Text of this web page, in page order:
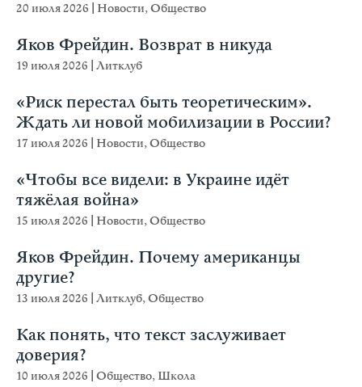
20 июля 2026 Новости,Общество
Яков Фрейдин. Возврат в никуда
19 июля 2026 Литклуб
«Риск перестал быть теоретическим».
Ждать ли новой мобилизации в России?
17 июля 2026 Новости,Общество
«Чтобы все видели: в Украине идёт
тяжёлая война»
15 июля 2026 Новости,Общество
Яков Фрейдин. Почему американцы
другие?
13 июля 2026 Литклуб,Общество
Как понять, что текст заслуживает
доверия?
10 июля 2026 Общество, Школа